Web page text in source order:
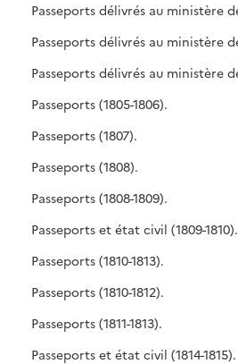
Passeports (1805-1806).
Passeports (1807).
Passeports (1808).
Passeports (1808-1809).
Passeports et état civil (1809-1810).
Passeports (1810-1813).
Passeports (1810-1812).
Passeports (1811-1813).
Passeports et état civil (1814-1815).